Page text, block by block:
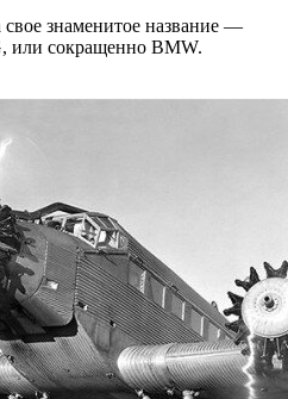
знаменитое название —
или сокращенно BMW.